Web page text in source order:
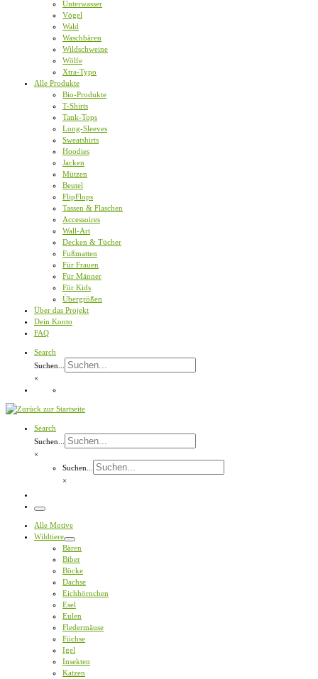
Unterwasser
Vögel
Wald
Waschbären
Wildschweine
Wölfe
Xtra-Typo
Alle Produkte
Bio-Produkte
T-Shirts
Tank-Tops
Long-Sleeves
Sweatshirts
Hoodies
Jacken
Mützen
Beutel
FlipFlops
Tassen & Flaschen
Accessoires
Wall-Art
Decken & Tücher
Fußmatten
Für Frauen
Für Männer
Für Kids
Übergrößen
Über das Projekt
Dein Konto
FAQ
Search
Suchen...
×
Search
Suchen...
×
Suchen...
×
Menü
Alle Motive
Wildtiere
Bären
Biber
Böcke
Dachse
Eichhörnchen
Esel
Eulen
Fledermäuse
Füchse
Igel
Insekten
Katzen